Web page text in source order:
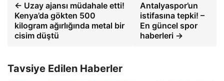
← Uzay ajansı müdahale etti!
Kenya’da gökten 500
kilogram ağırlığında metal bir
cisim düştü
Antalyaspor’un
istifasına tepki! –
En güncel spor
haberleri →
Tavsiye Edilen Haberler